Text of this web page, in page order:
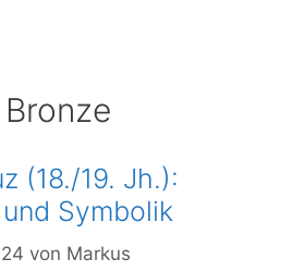
(18./19. Jh.):
Symbolik
von Markus